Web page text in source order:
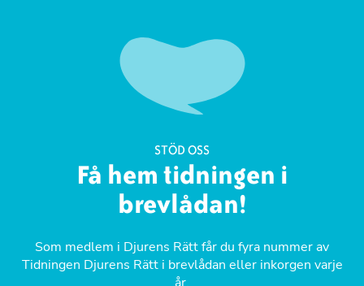
STÖD OSS
Få hem tidningen i
brevlådan!
Som medlem i Djurens Rätt får du fyra nummer av
Tidningen Djurens Rätt i brevlådan eller inkorgen varje